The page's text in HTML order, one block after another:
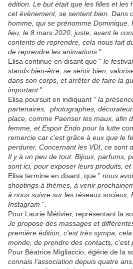
édition. Le but était que les filles et les
cet évènement, se sentent bien. Dans
homme, qui se prénomme Dominique.
lieu, le 8 mars 2020, juste, avant le
contents de reprendre, cela nous fait
de reprendre les animations ".
Elisa continue en disant que " le
stands bien-être, se sentir bien,
dans son corps, et arrêter de faire la
important".
Elisa poursuit en indiquant " la
partenaires, photographes,
place, comme Paenser les maux, afin
femme, et Espoir Endo pour la lutte
remercie car c'est grâce à eux que le
perdurer. Concernant les VDI, ce sont
Il y à un peu de tout. Bijoux, parfums,
sont ici, pour exposer leurs produits,
Elisa termine en disant, que " nous
shootings à thèmes, à venir
à nous suivre sur les réseaux sociaux,
Instagram ".
Pour Laurie Métivier, représentant la
Je propose des massages et
première édition, c'est très sympa,
monde, de prendre des contacts, c'est
Pour Béatrice Migliaccio, égérie de la
connais l'association depuis quatre